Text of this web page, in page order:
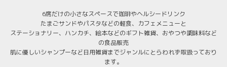
6席だけの小さなスペースで珈琲やヘルシードリンク
たまごサンドやパスタなどの軽食、カフェメニューと
ステーショナリー、ハンカチ、絵本などのギフト雑貨、おやつや調味料など
の食品販売
肌に優しいシャンプーなど日用雑貨までジャンルにとらわれず取扱っており
ます。